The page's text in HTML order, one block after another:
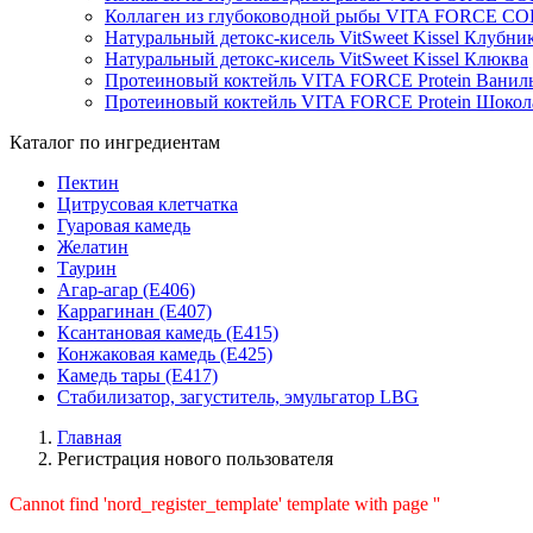
Коллаген из глубоководной рыбы VITA FORCE
Натуральный детокс-кисель VitSweet Kissel
Натуральный детокс-кисель VitSweet Kissel Клюква
Протеиновый коктейль VITA FORCE Protein
Протеиновый коктейль VITA FORCE Protein
Каталог по ингредиентам
Пектин
Цитрусовая клетчатка
Гуаровая камедь
Желатин
Таурин
Агар-агар (Е406)
Каррагинан (Е407)
Ксантановая камедь (Е415)
Конжаковая камедь (Е425)
Камедь тары (Е417)
Стабилизатор, загуститель, эмульгатор LBG
Главная
Регистрация нового пользователя
Cannot find 'nord_register_template' template with page ''